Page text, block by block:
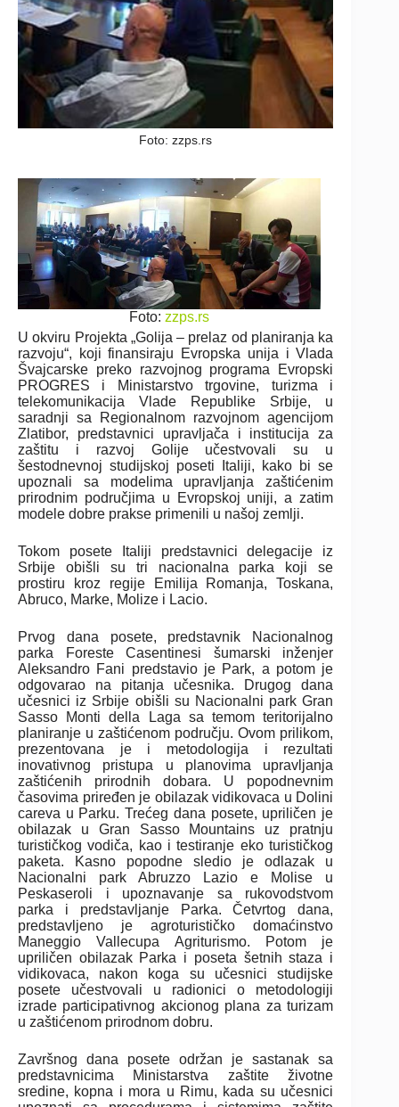
Foto: zzps.rs
Foto: zzps.rs
U okviru Projekta „Golija – prelaz od planiranja ka
razvoju“, koji finansiraju Evropska unija i Vlada
Švajcarske preko razvojnog programa Evropski
PROGRES i Ministarstvo trgovine, turizma i
telekomunikacija Vlade Republike Srbije, u
saradnji sa Regionalnom razvojnom agencijom
Zlatibor, predstavnici upravljača i institucija za
zaštitu i razvoj Golije učestvovali su u
šestodnevnoj studijskoj poseti Italiji, kako bi se
upoznali sa modelima upravljanja zaštićenim
prirodnim područjima u Evropskoj uniji, a zatim
modele dobre prakse primenili u našoj zemlji.
Tokom posete Italiji predstavnici delegacije iz
Srbije obišli su tri nacionalna parka koji se
prostiru kroz regije Emilija Romanja, Toskana,
Abruco, Marke, Molize i Lacio.
Prvog dana posete, predstavnik Nacionalnog
parka Foreste Casentinesi šumarski inženjer
Aleksandro Fani predstavio je Park, a potom je
odgovarao na pitanja učesnika. Drugog dana
učesnici iz Srbije obišli su Nacionalni park Gran
Sasso Monti della Laga sa temom teritorijalno
planiranje u zaštićenom području. Ovom prilikom,
prezentovana je i metodologija i rezultati
inovativnog pristupa u planovima upravljanja
zaštićenih prirodnih dobara. U popodnevnim
časovima priređen je obilazak vidikovaca u Dolini
careva u Parku. Trećeg dana posete, upriličen je
obilazak u Gran Sasso Mountains uz pratnju
turističkog vodiča, kao i testiranje eko turističkog
paketa. Kasno popodne sledio je odlazak u
Nacionalni park Abruzzo Lazio e Molise u
Peskaseroli i upoznavanje sa rukovodstvom
parka i predstavljanje Parka. Četvrtog dana,
predstavljeno je agroturističko domaćinstvo
Maneggio Vallecupa Agriturismo. Potom je
upriličen obilazak Parka i poseta šetnih staza i
vidikovaca, nakon koga su učesnici studijske
posete učestvovali u radionici o metodologiji
izrade participativnog akcionog plana za turizam
u zaštićenom prirodnom dobru.
Završnog dana posete održan je sastanak sa
predstavnicima Ministarstva zaštite životne
sredine, kopna i mora u Rimu, kada su učesnici